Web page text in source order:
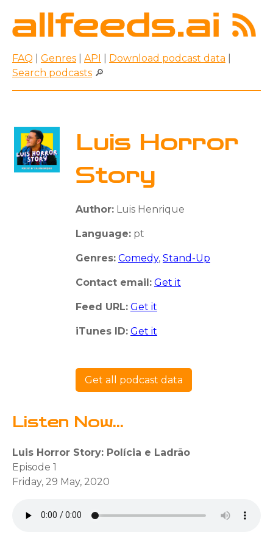
FAQ Genres API Download podcast data
Search podcasts 🔎
Luis Horror
Story
Author: Luis Henrique
Language: pt
Genres: Comedy, Stand-Up
Contact email: Get it
Feed URL: Get it
iTunes ID: Get it
Get all podcast data
Listen Now...
Luis Horror Story: Polícia e Ladrão
Episode 1
Friday, 29 May, 2020